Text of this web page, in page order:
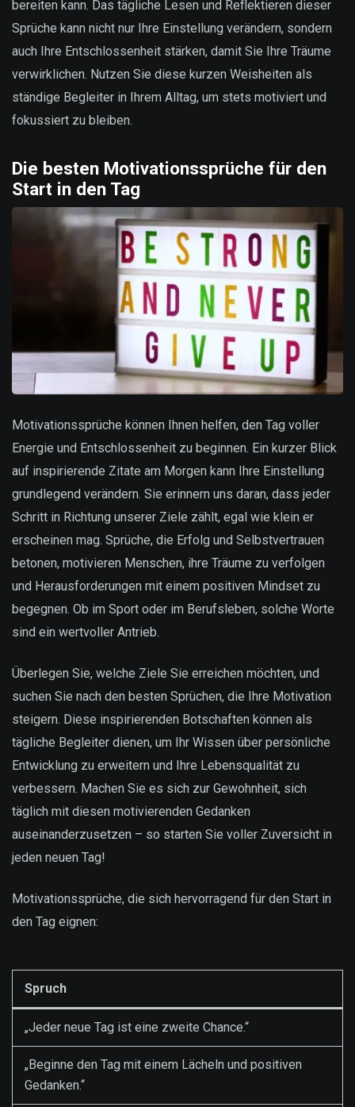
bereiten kann. Das tägliche Lesen und Reflektieren dieser
Sprüche kann nicht nur Ihre Einstellung verändern, sondern
auch Ihre Entschlossenheit stärken, damit Sie Ihre Träume
verwirklichen. Nutzen Sie diese kurzen Weisheiten als
ständige Begleiter in Ihrem Alltag, um stets motiviert und
fokussiert zu bleiben.
Die besten Motivationssprüche für den
Start in den Tag
Motivationssprüche können Ihnen helfen, den Tag voller
Energie und Entschlossenheit zu beginnen. Ein kurzer Blick
auf inspirierende Zitate am Morgen kann Ihre Einstellung
grundlegend verändern. Sie erinnern uns daran, dass jeder
Schritt in Richtung unserer Ziele zählt, egal wie klein er
erscheinen mag. Sprüche, die Erfolg und Selbstvertrauen
betonen, motivieren Menschen, ihre Träume zu verfolgen
und Herausforderungen mit einem positiven Mindset zu
begegnen. Ob im Sport oder im Berufsleben, solche Worte
sind ein wertvoller Antrieb.
Überlegen Sie, welche Ziele Sie erreichen möchten, und
suchen Sie nach den besten Sprüchen, die Ihre Motivation
steigern. Diese inspirierenden Botschaften können als
tägliche Begleiter dienen, um Ihr Wissen über persönliche
Entwicklung zu erweitern und Ihre Lebensqualität zu
verbessern. Machen Sie es sich zur Gewohnheit, sich
täglich mit diesen motivierenden Gedanken
auseinanderzusetzen – so starten Sie voller Zuversicht in
jeden neuen Tag!
Motivationssprüche, die sich hervorragend für den Start in
den Tag eignen:
Spruch
„Jeder neue Tag ist eine zweite Chance.“
„Beginne den Tag mit einem Lächeln und positiven
Gedanken.“